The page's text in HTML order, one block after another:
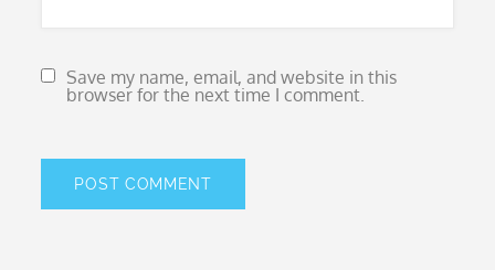
Save my name, email, and website in this
browser for the next time I comment.